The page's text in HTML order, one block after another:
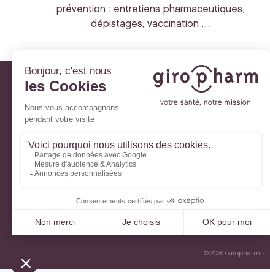
prévention : entretiens pharmaceutiques,
dépistages, vaccination …
À votre service
Mon Espace Patient
© 2026 Giropharm